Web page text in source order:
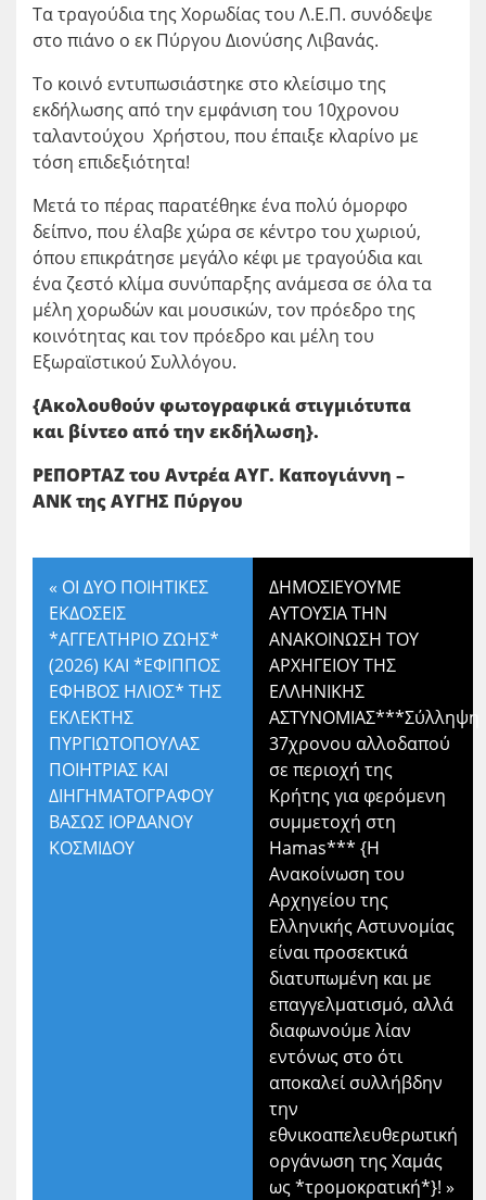
Τα τραγούδια της Χορωδίας του Λ.Ε.Π. συνόδεψε
στο πιάνο ο εκ Πύργου Διονύσης Λιβανάς.
Το κοινό εντυπωσιάστηκε στο κλείσιμο της
εκδήλωσης από την εμφάνιση του 10χρονου
ταλαντούχου Χρήστου, που έπαιξε κλαρίνο με
τόση επιδεξιότητα!
Μετά το πέρας παρατέθηκε ένα πολύ όμορφο
δείπνο, που έλαβε χώρα σε κέντρο του χωριού,
όπου επικράτησε μεγάλο κέφι με τραγούδια και
ένα ζεστό κλίμα συνύπαρξης ανάμεσα σε όλα τα
μέλη χορωδών και μουσικών, τον πρόεδρο της
κοινότητας και τον πρόεδρο και μέλη του
Εξωραϊστικού Συλλόγου.
{Ακολουθούν φωτογραφικά στιγμιότυπα
και βίντεο από την εκδήλωση}.
ΡΕΠΟΡΤΑΖ του Αντρέα ΑΥΓ. Καπογιάννη –
ΑΝΚ της ΑΥΓΗΣ Πύργου
« ΟΙ ΔΥΟ ΠΟΙΗΤΙΚΕΣ
ΕΚΔΟΣΕΙΣ
*ΑΓΓΕΛΤΗΡΙΟ ΖΩΗΣ*
(2026) ΚΑΙ *ΕΦΙΠΠΟΣ
ΕΦΗΒΟΣ ΗΛΙΟΣ* ΤΗΣ
ΕΚΛΕΚΤΗΣ
ΠΥΡΓΙΩΤΟΠΟΥΛΑΣ
ΠΟΙΗΤΡΙΑΣ ΚΑΙ
ΔΙΗΓΗΜΑΤΟΓΡΑΦΟΥ
ΒΑΣΩΣ ΙΟΡΔΑΝΟΥ
ΚΟΣΜΙΔΟΥ
ΔΗΜΟΣΙΕΥΟΥΜΕ
ΑΥΤΟΥΣΙΑ ΤΗΝ
ΑΝΑΚΟΙΝΩΣΗ ΤΟΥ
ΑΡΧΗΓΕΙΟΥ ΤΗΣ
ΕΛΛΗΝΙΚΗΣ
ΑΣΤΥΝΟΜΙΑΣ***Σύλληψη
37χρονου αλλοδαπού
σε περιοχή της
Κρήτης για φερόμενη
συμμετοχή στη
Hamas*** {Η
Ανακοίνωση του
Αρχηγείου της
Ελληνικής Αστυνομίας
είναι προσεκτικά
διατυπωμένη και με
επαγγελματισμό, αλλά
διαφωνούμε λίαν
εντόνως στο ότι
αποκαλεί συλλήβδην
την
εθνικοαπελευθερωτική
οργάνωση της Χαμάς
ως *τρομοκρατική*}! »